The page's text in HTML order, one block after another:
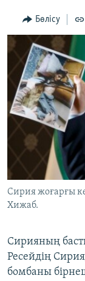
to
Search
ӘЛЕУМЕТ
ӘЛЕМ
АРНАЙЫ
Русский
ЖАЗЫЛЫҢЫЗ
Басқа
Бөлісу
Сирия жоғарғы
Хижаб.
Сирияның
Ресейдің
бомбаны